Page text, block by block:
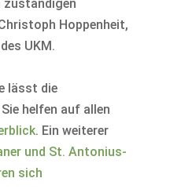
zuständigen
Hoppenheit,
UKM.
lässt die
helfen auf allen
. Ein weiterer
und St. Antonius-
sich